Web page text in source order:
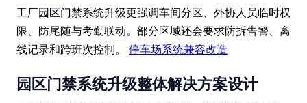
工厂园区门禁系统升级更强调车间分区、外协人员临时权
限、防尾随与考勤联动。部分区域还会要求防拆告警、离
线记录和跨班次控制。 停车场系统兼容改造
园区门禁系统升级整体解决方案设计